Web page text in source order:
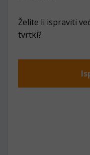
Želite li ispraviti
tvrtki?